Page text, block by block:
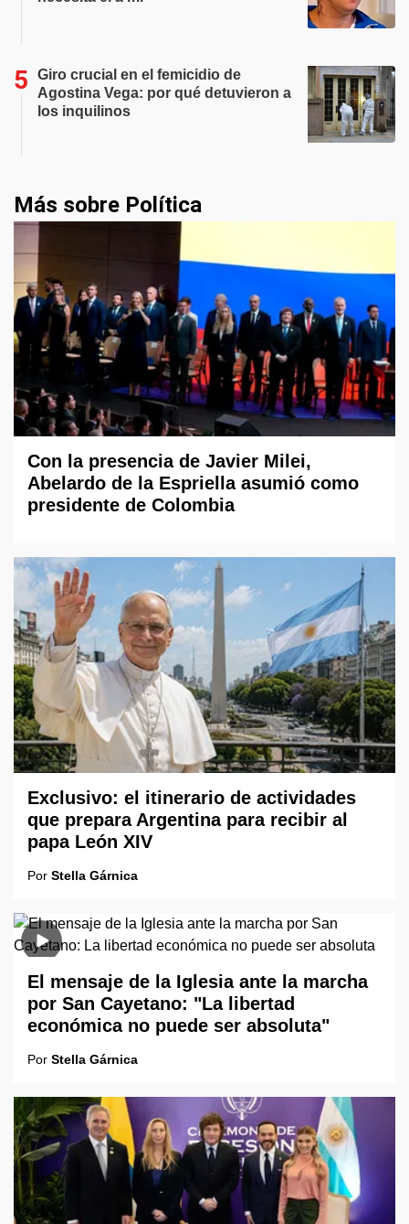
Giro crucial en el femicidio de
Agostina Vega: por qué detuvieron a
los inquilinos
Más sobre Política
Con la presencia de Javier Milei,
Abelardo de la Espriella asumió como
presidente de Colombia
Exclusivo: el itinerario de actividades
que prepara Argentina para recibir al
papa León XIV
Por Stella Gárnica
El mensaje de la Iglesia ante la marcha
por San Cayetano: "La libertad
económica no puede ser absoluta"
Por Stella Gárnica